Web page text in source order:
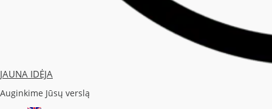
JAUNA IDĖJA
Auginkime Jūsų verslą